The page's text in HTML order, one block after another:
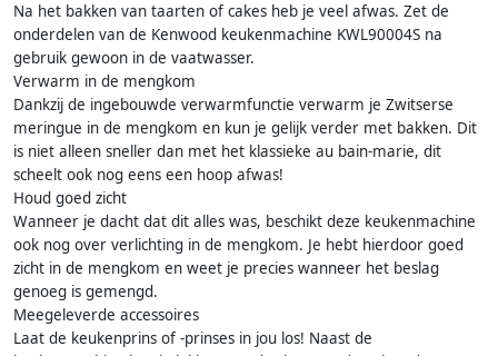
Na het bakken van taarten of cakes heb je veel afwas. Zet de
onderdelen van de Kenwood keukenmachine KWL90004S na
gebruik gewoon in de vaatwasser.
Verwarm in de mengkom
Dankzij de ingebouwde verwarmfunctie verwarm je Zwitserse
meringue in de mengkom en kun je gelijk verder met bakken. Dit
is niet alleen sneller dan met het klassieke au bain-marie, dit
scheelt ook nog eens een hoop afwas!
Houd goed zicht
Wanneer je dacht dat dit alles was, beschikt deze keukenmachine
ook nog over verlichting in de mengkom. Je hebt hierdoor goed
zicht in de mengkom en weet je precies wanneer het beslag
genoeg is gemengd.
Meegeleverde accessoires
Laat de keukenprins of -prinses in jou los! Naast de